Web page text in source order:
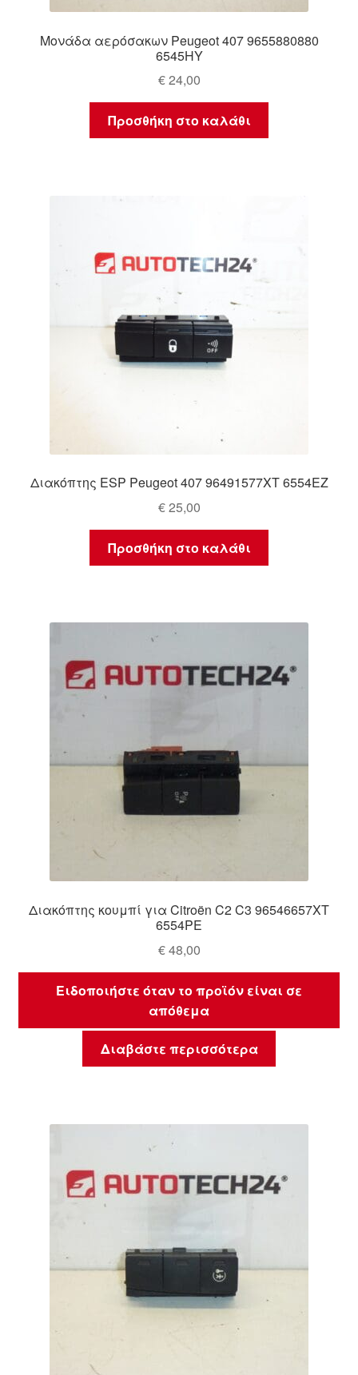
Μονάδα αερόσακων Peugeot 407 9655880880
6545HY
€24,00
Προσθήκη στο καλάθι
Διακόπτης ESP Peugeot 407 96491577XT 6554EZ
€25,00
Προσθήκη στο καλάθι
Διακόπτης κουμπί για Citroën C2 C3 96546657XT
6554PE
€48,00
Ειδοποιήστε όταν το προϊόν είναι σε
απόθεμα
Διαβάστε περισσότερα